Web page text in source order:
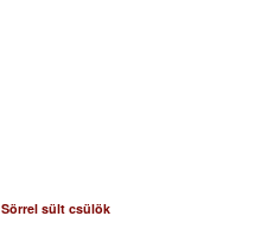
Sörrel sült csülök